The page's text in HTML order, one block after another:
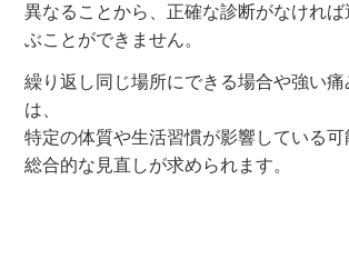
異なることから、正確な診断がなけれ
ぶことができません。
繰り返し同じ場所にできる場合や強い
は、
特定の体質や生活習慣が影響している
総合的な見直しが求められます。